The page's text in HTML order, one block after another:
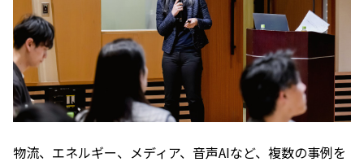
物流、エネルギー、メディア、音声AIなど、複数の事例を